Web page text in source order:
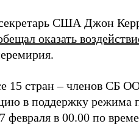
США Джон
оказать
15 стран – членов СБ
в поддержку режима
февраля в 00.00 по